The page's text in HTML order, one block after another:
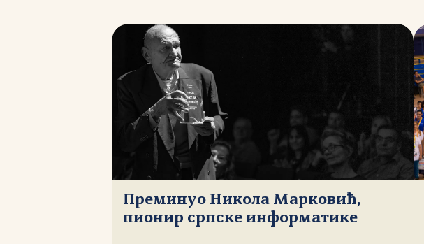
Преминуо Никола Марковић,
пионир српске информатике